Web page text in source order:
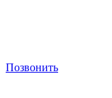
Позвонить